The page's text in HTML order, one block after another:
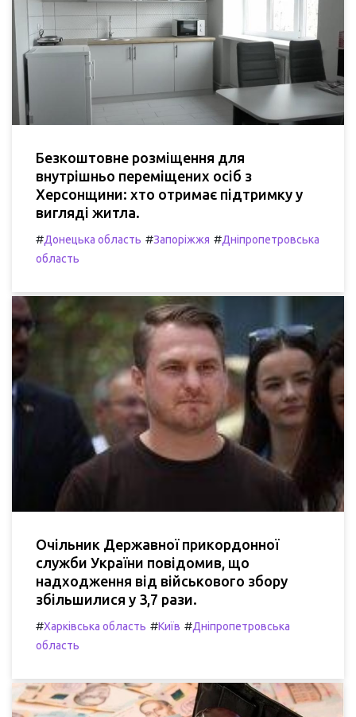
Безкоштовне розміщення для
внутрішньо переміщених осіб з
Херсонщини: хто отримає підтримку у
вигляді житла.
#Донецька область #Запоріжжя #Дніпропетровська
область
Очільник Державної прикордонної
служби України повідомив, що
надходження від військового збору
збільшилися у 3,7 рази.
#Харківська область #Київ #Дніпропетровська
область